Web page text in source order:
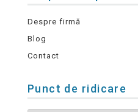
Despre firmă
Blog
Contact
Punct de ridicare